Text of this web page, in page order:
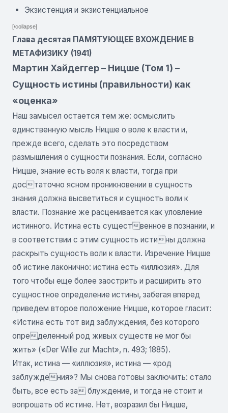
Экзистенция и экзистенциальное
[/collapse]
Глава десятая ПАМЯТУЮЩЕЕ ВХОЖДЕНИЕ В
МЕТАФИЗИКУ (1941)
Мартин Хайдеггер – Ницше (Том 1) –
Сущность истины (правильности) как
«оценка»
Наш замысел остается тем же: осмыслить
единственную мысль Ницше о воле к власти и,
прежде всего, сделать это посредством
размышления о сущности познания. Если, согласно
Ницше, знание есть воля к власти, тогда при
достаточно ясном проникновении в сущность
знания должна высветиться и сущность воли к
власти. Познание же расценивается как уловление
истинного. Истина есть существенное в познании, и
в соответствии с этим сущность истины должна
раскрыть сущность воли к власти. Изречение Ницше
об истине лаконично: истина есть «иллюзия». Для
того чтобы еще более заострить и расширить это
сущностное определение истины, забегая вперед
приведем второе положение Ницше, которое гласит:
«Истина есть тот вид заблуждения, без которого
определенный род живых существ не мог бы
жить» («Der Wille zur Macht», n. 493; 1885).
Итак, истина — «иллюзия», истина — «род
заблуждения»? Мы снова готовы заключить: стало
быть, все есть за блуждение, и тогда не стоит и
вопрошать об истине. Нет, возразил бы Ницше,